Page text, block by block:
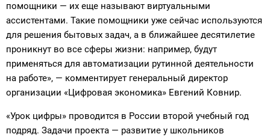
помощники — их еще называют виртуальными
ассистентами. Такие помощники уже сейчас используются
для решения бытовых задач, а в ближайшее десятилетие
проникнут во все сферы жизни: например, будут
применяться для автоматизации рутинной деятельности
на работе», — комментирует генеральный директор
организации «Цифровая экономика» Евгений Ковнир.
«Урок цифры» проводится в России второй учебный год
подряд. Задачи проекта — развитие у школьников